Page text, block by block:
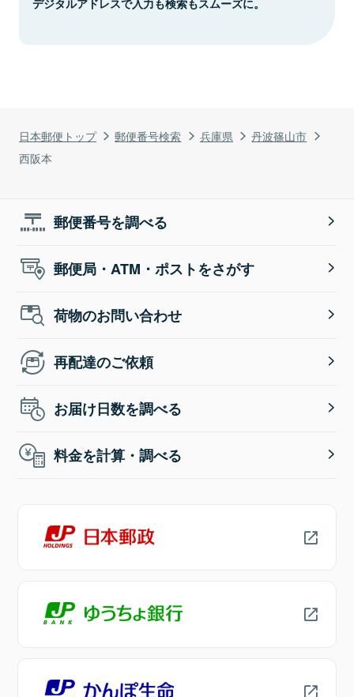
日本郵便トップ 郵便番号検索 兵庫県
丹波篠山市
西阪本
郵便番号を調べる
郵便局・ATM・ポストをさがす
荷物のお問い合わせ
再配達のご依頼
お届け日数を調べる
料金を計算・調べる